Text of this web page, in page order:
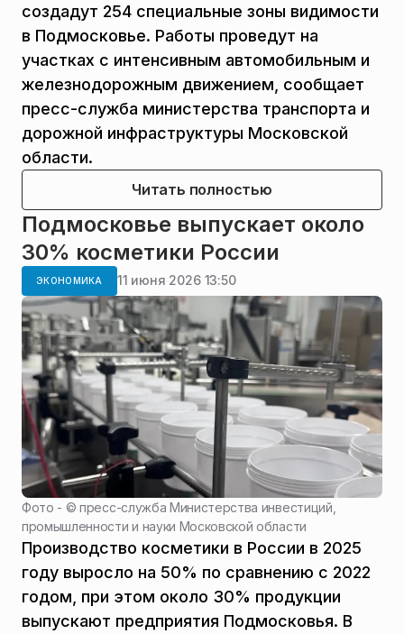
создадут 254 специальные зоны видимости
в Подмосковье. Работы проведут на
участках с интенсивным автомобильным и
железнодорожным движением, сообщает
пресс-служба министерства транспорта и
дорожной инфраструктуры Московской
области.
Читать полностью
Подмосковье выпускает около
30% косметики России
ЭКОНОМИКА 11 июня 2026 13:50
Фото - ©пресс-служба Министерства инвестиций,
промышленности и науки Московской области
Производство косметики в России в 2025
году выросло на 50% по сравнению с 2022
годом, при этом около 30% продукции
выпускают предприятия Подмосковья. В